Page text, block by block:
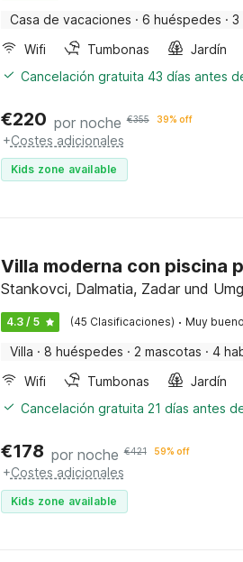
Casa de vacaciones · 6 huéspedes · 3
Wifi
Tumbonas Jardín
Cancelación gratuita 43 días antes
€220 por noche €355 39% off
+Costes adicionales
Kids zone available
Villa moderna con piscina
Stankovci, Dalmatia, Zadar und
4.3 / 5 (45 Clasificaciones) · Muy bueno
Villa · 8 huéspedes · 2 mascotas · 4
Wifi
Tumbonas Jardín
Cancelación gratuita 21 días antes
€178 por noche €421 59% off
+Costes adicionales
Kids zone available